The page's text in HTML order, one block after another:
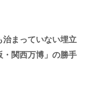
治まっていない埋立
・関西万博」の勝手